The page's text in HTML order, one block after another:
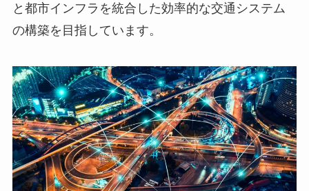
と都市インフラを統合した効率的な交通システム
の構築を目指しています。